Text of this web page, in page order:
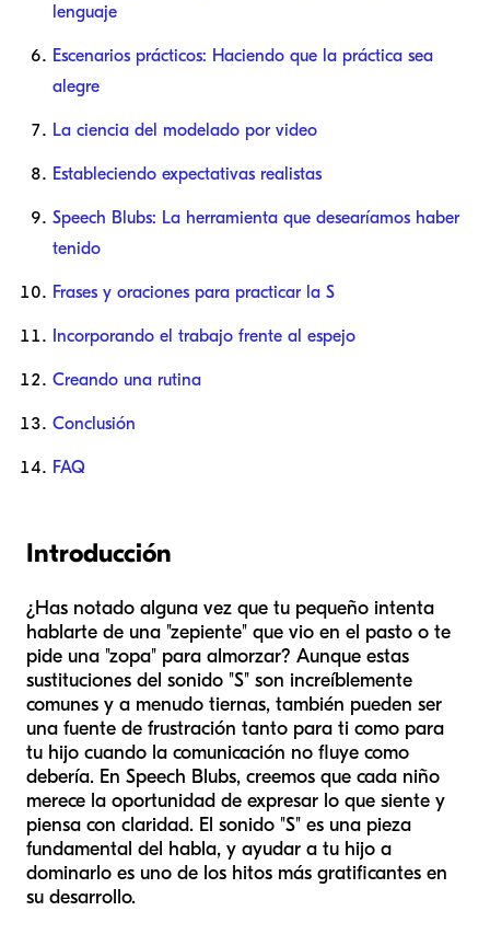
lenguaje
Escenarios prácticos: Haciendo que la práctica sea
alegre
La ciencia del modelado por video
Estableciendo expectativas realistas
Speech Blubs: La herramienta que desearíamos haber
tenido
Frases y oraciones para practicar la S
Incorporando el trabajo frente al espejo
Creando una rutina
Conclusión
FAQ
Introducción
¿Has notado alguna vez que tu pequeño intenta
hablarte de una "zepiente" que vio en el pasto o te
pide una "zopa" para almorzar? Aunque estas
sustituciones del sonido "S" son increíblemente
comunes y a menudo tiernas, también pueden ser
una fuente de frustración tanto para ti como para
tu hijo cuando la comunicación no fluye como
debería. En Speech Blubs, creemos que cada niño
merece la oportunidad de expresar lo que siente y
piensa con claridad. El sonido "S" es una pieza
fundamental del habla, y ayudar a tu hijo a
dominarlo es uno de los hitos más gratificantes en
su desarrollo.